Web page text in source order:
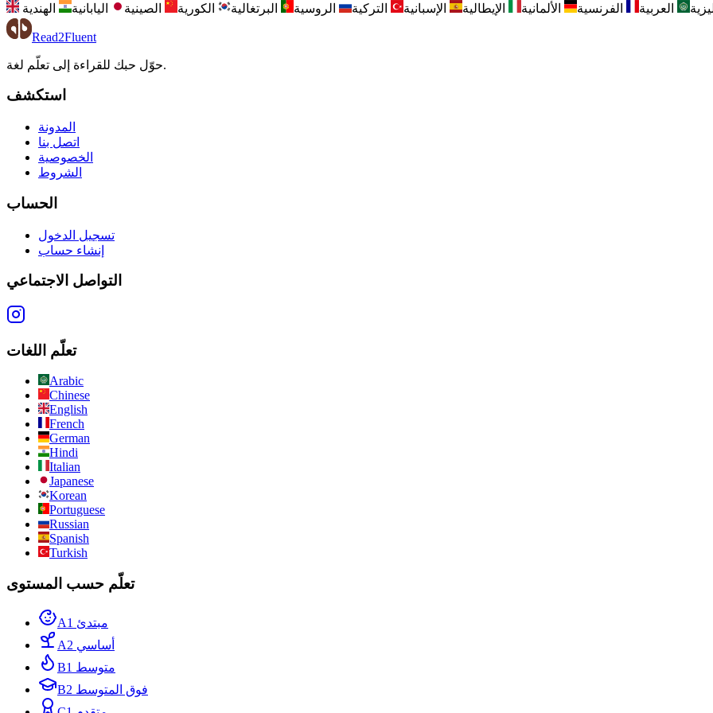
العربية الفرنسية الألمانية الإيطالية الإسبانية التركية الروسية البرتغالية الكورية الصينية اليابانية الهندية
Read2Fluent
حوّل حبك للقراءة إلى تعلّم لغة.
استكشف
المدونة
اتصل بنا
الخصوصية
الشروط
الحساب
تسجيل الدخول
إنشاء حساب
التواصل الاجتماعي
تعلّم اللغات
Arabic
Chinese
English
French
German
Hindi
Italian
Japanese
Korean
Portuguese
Russian
Spanish
Turkish
تعلّم حسب المستوى
A1 مبتدئ
A2 أساسي
B1 متوسط
B2 فوق المتوسط